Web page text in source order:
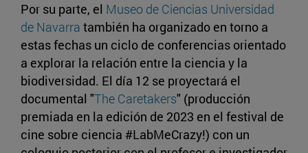
Por su parte, el Museo de Ciencias Universidad
de Navarra también ha organizado en torno a
estas fechas un ciclo de conferencias orientado
a explorar la relación entre la ciencia y la
biodiversidad. El día 12 se proyectará el
documental "The Caretakers" (producción
premiada en la edición de 2023 en el festival de
cine sobre ciencia #LabMeCrazy!) con un